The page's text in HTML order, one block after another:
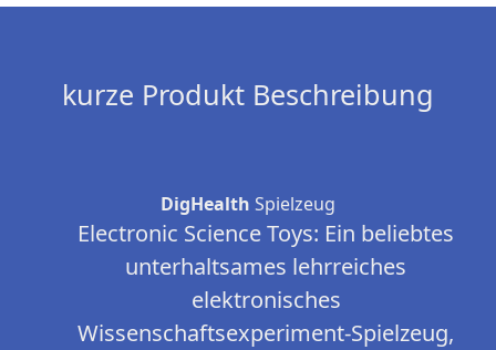
kurze Produkt Beschreibung
DigHealth Spielzeug
Electronic Science Toys: Ein beliebtes
unterhaltsames lehrreiches
elektronisches
Wissenschaftsexperiment-Spielzeug,